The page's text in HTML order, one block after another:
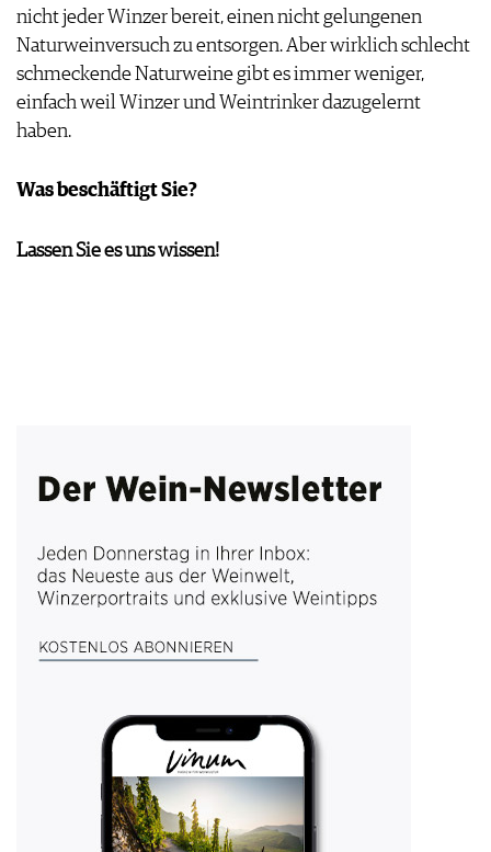
nicht jeder Winzer bereit, einen nicht gelungenen
Naturweinversuch zu entsorgen. Aber wirklich schlecht
schmeckende Naturweine gibt es immer weniger,
einfach weil Winzer und Weintrinker dazugelernt
haben.
Was beschäftigt Sie?
Lassen Sie es uns wissen!